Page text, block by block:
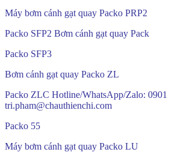
Máy bơm cánh gạt quay Packo PRP2
Packo SFP2 Bơm cánh gạt quay Pack
Packo SFP3
Bơm cánh gạt quay Packo ZL
Packo ZLC Hotline/WhatsApp/Zalo: 0901
tri.pham@chauthienchi.com
Packo 55
Máy bơm cánh gạt quay Packo LU